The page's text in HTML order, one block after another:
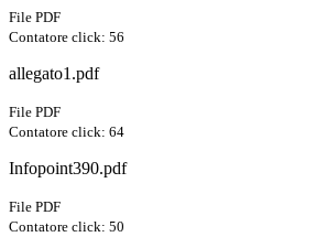
File PDF
Contatore click: 56
allegato1.pdf
File PDF
Contatore click: 64
Infopoint390.pdf
File PDF
Contatore click: 50